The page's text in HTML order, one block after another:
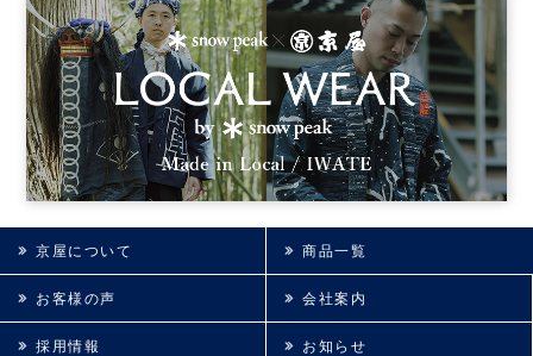
京屋について 商品一覧
お客様の声 会社案内
採用情報 お知らせ